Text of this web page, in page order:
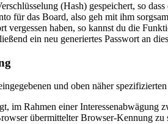
(Hash) gespeichert, so
für das Board, also geh mit ihm
vergessen haben, so kannst du die
ein neu generiertes Passwort an
und oben näher
im Rahmen einer
übermittelter Browser-Kennung